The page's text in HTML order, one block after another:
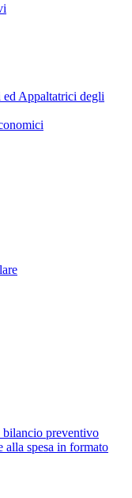
ed Appaltatrici degli
preventivo
alla spesa in formato